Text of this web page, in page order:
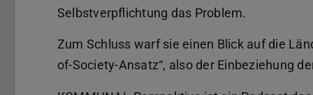
Selbstverpflichtung das Problem.
Zum Schluss warf sie einen Blick auf die
of-Society-Ansatz“, also der Einbeziehung